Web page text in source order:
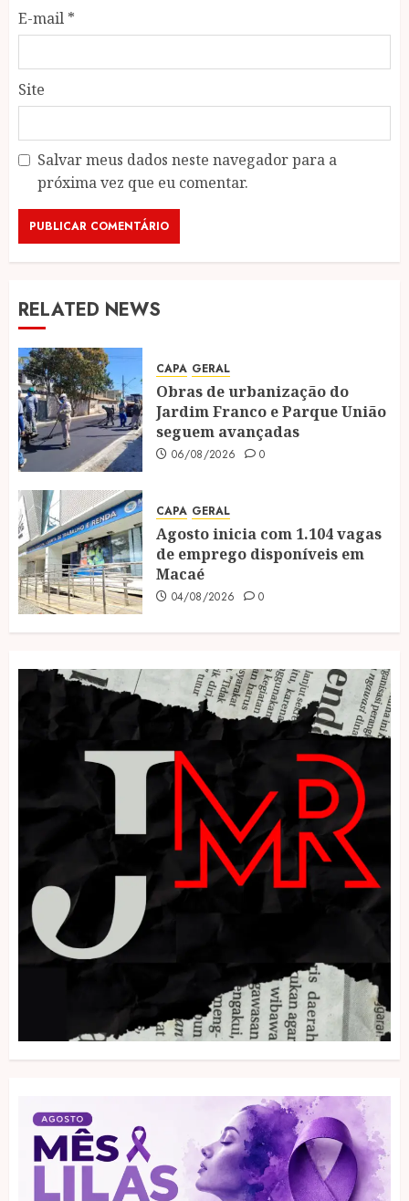
E-mail *
Site
Salvar meus dados neste navegador para a
próxima vez que eu comentar.
RELATED NEWS
CAPA GERAL
Obras de urbanização do
Jardim Franco e Parque União
seguem avançadas
06/08/2026 0
CAPA GERAL
Agosto inicia com 1.104 vagas
de emprego disponíveis em
Macaé
04/08/2026 0